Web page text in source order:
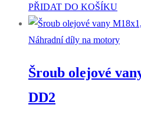
PŘIDAT DO KOŠÍKU
Náhradní díly na motory
Šroub olejové
DD2